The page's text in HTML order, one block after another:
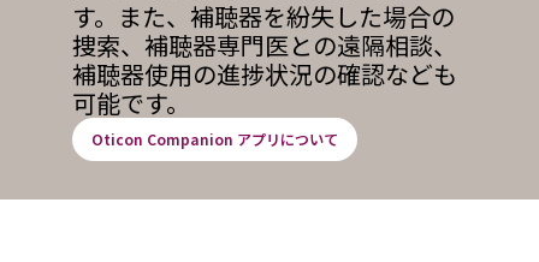
す。また、補聴器を紛失した場合の
捜索、補聴器専門医との遠隔相談、
補聴器使用の進捗状況の確認なども
可能です。
Oticon Companion アプリについて